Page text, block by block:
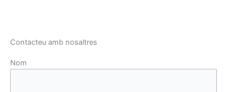
Contacteu amb nosaltres
Nom